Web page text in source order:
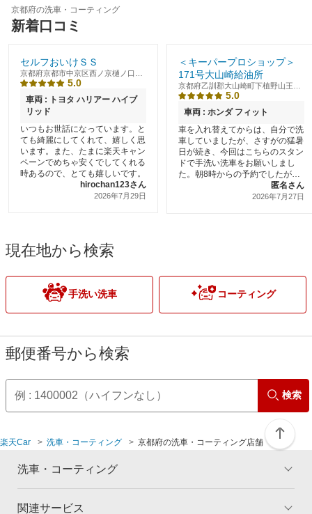
京都府の洗車・コーティング
新着口コミ
セルフおいけＳＳ
京都府京都市中京区西ノ京樋ノ口町
35
5.0
車両 : トヨタ ハリアー ハイブ
リッド
いつもお世話になっています。と
ても綺麗にしてくれて、嬉しく思
います。また、たまに楽天キャン
ペーンでめちゃ安くでしてくれる
時あるので、とても嬉しいです。
hirochan123さん
2026年7月29日
＜キーパープロショップ＞
171号大山崎給油所
京都府乙訓郡大山崎町下植野山王前
12番
5.0
車両 : ホンダ フィット
車を入れ替えてからは、自分で洗
車していましたが、さすがの猛暑
日が続き、今回はこちらのスタン
ドで手洗い洗車をお願いしまし
た。朝8時からの予約でしたが、
渋滞に巻き込まれ、15分ほど遅
れましたが、事前に連絡
匿名さん
2026年7月27日
現在地から検索
手洗い洗車 コーティング
郵便番号から検索
検索
楽天Car 洗車・コーティング 京都府の洗車・コーティング店舗
洗車・コーティング
トップ
関連サービス